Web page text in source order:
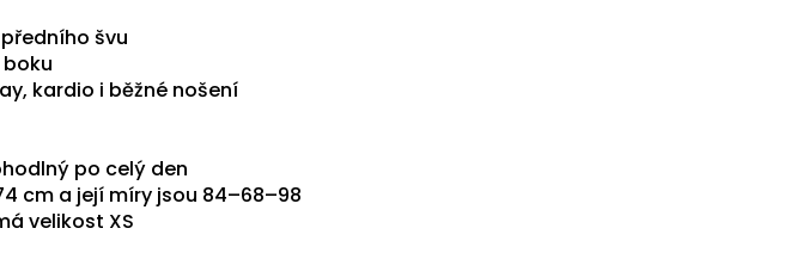
švu
boku
kardio i běžné nošení
po celý den
cm a její míry jsou 84–68–98
velikost XS